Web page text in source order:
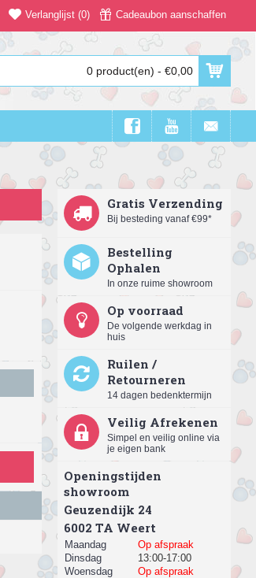
Verlanglijst (0) Cadeaubon aanschaffen
0 product(en) - €0,00
Gratis Verzending
Bij besteding vanaf €99*
Bestelling
Ophalen
In onze ruime showroom
Op voorraad
De volgende werkdag in
huis
Ruilen /
Retourneren
14 dagen bedenktermijn
Veilig Afrekenen
Simpel en veilig online via
je eigen bank
Openingstijden
showroom
Geuzendijk 24
​6002 TA Weert
Maandag
Op afspraak
Dinsdag
13:00-17:00
Woensdag
Op afspraak